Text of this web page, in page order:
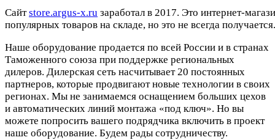
Cайтstore.argus-x.ru заработал в 2017. Это интернет-
популярных товаров на складе, но это не всегда
Наше оборудование продается по всей России и в странах
Таможенного союза при поддержке региональных
дилеров. Дилерская сеть насчитывает 20 постоянных
партнеров, которые продвигают новые технологии в своих
регионах. Мы не занимаемся оснащением больших цехов
и автоматических линий монтажа «под ключ». Но вы
можете попросить вашего подрядчика включить в проект
наше оборудование. Будем рады сотрудничеству.